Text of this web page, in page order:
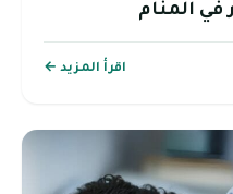
المنام
اقرأ المزيد ←